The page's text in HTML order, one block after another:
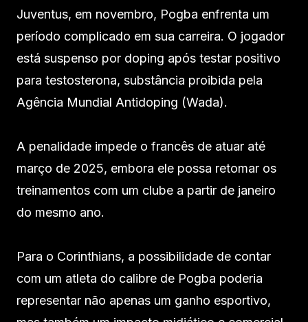
Juventus, em novembro, Pogba enfrenta um
período complicado em sua carreira. O jogador
está suspenso por doping após testar positivo
para testosterona, substância proibida pela
Agência Mundial Antidoping (Wada).
A penalidade impede o francês de atuar até
março de 2025, embora ele possa retomar os
treinamentos com um clube a partir de janeiro
do mesmo ano.
Para o Corinthians, a possibilidade de contar
com um atleta do calibre de Pogba poderia
representar não apenas um ganho esportivo,